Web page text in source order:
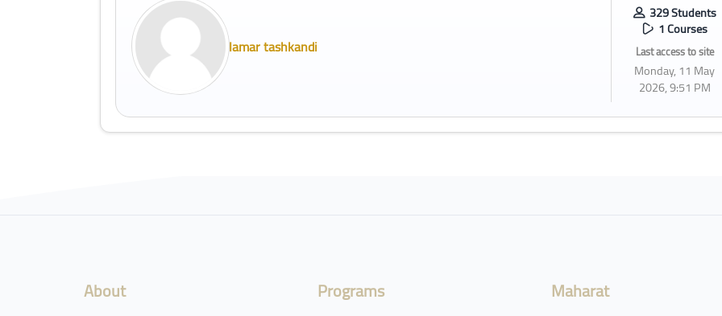
lamar tashkandi
329 Students
1 Courses
Last access to site
Monday, 11 May
2026, 9:51 PM
About Programs Maharat